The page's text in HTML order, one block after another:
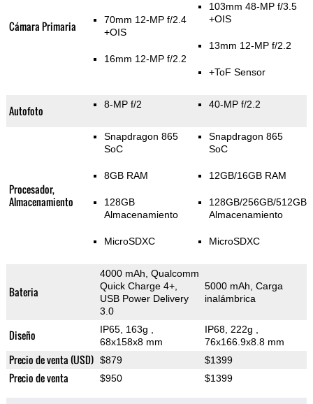
Cámara Primaria
70mm 12-MP f/2.4
+OIS
16mm 12-MP f/2.2
103mm 48-MP f/3.5
+OIS
13mm 12-MP f/2.2
+ToF Sensor
Autofoto 8-MP f/2 40-MP f/2.2
Procesador,
Almacenamiento
Snapdragon 865
SoC
8GB RAM
128GB
Almacenamiento
MicroSDXC
Snapdragon 865
SoC
12GB/16GB RAM
128GB/256GB/512GB
Almacenamiento
MicroSDXC
Bateria
4000 mAh, Qualcomm
Quick Charge 4+,
USB Power Delivery
3.0
5000 mAh, Carga
inalámbrica
Diseño IP65, 163g
68x158x8 mm
IP68, 222g
76x166.9x8.8 mm
Precio de venta (USD) $879 $1399
Precio de venta $950 $1399